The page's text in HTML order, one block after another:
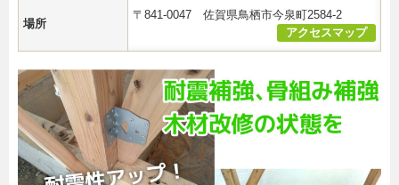
場所
〒841-0047 佐賀県鳥栖市今泉町2584-2
アクセスマップ